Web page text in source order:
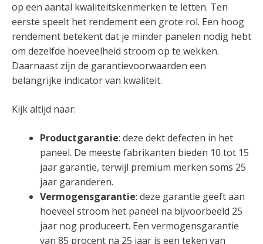
op een aantal kwaliteitskenmerken te letten. Ten
eerste speelt het rendement een grote rol. Een hoog
rendement betekent dat je minder panelen nodig hebt
om dezelfde hoeveelheid stroom op te wekken.
Daarnaast zijn de garantievoorwaarden een
belangrijke indicator van kwaliteit.
Kijk altijd naar:
Productgarantie: deze dekt defecten in het
paneel. De meeste fabrikanten bieden 10 tot 15
jaar garantie, terwijl premium merken soms 25
jaar garanderen.
Vermogensgarantie: deze garantie geeft aan
hoeveel stroom het paneel na bijvoorbeeld 25
jaar nog produceert. Een vermogensgarantie
van 85 procent na 25 jaar is een teken van